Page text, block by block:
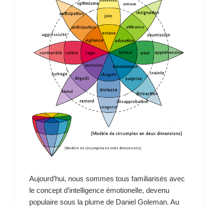
Aujourd’hui, nous sommes tous familiarisés avec
le concept d’intelligence émotionelle, devenu
populaire sous la plume de Daniel Goleman. Au